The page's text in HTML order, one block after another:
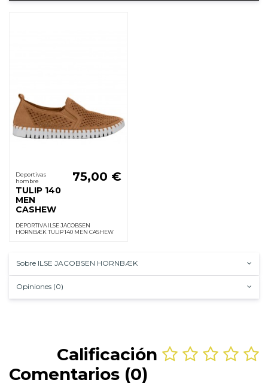
Deportivas
hombre
TULIP 140
MEN
CASHEW
75,00 €
DEPORTIVA ILSE JACOBSEN
HORNBÆK TULIP 140 MEN CASHEW
Sobre ILSE JACOBSEN HORNBÆK
Opiniones (0)
Calificación
Comentarios (0)